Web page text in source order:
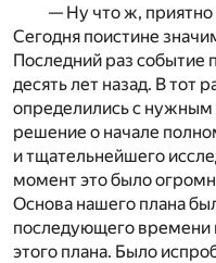
— Ну что ж, приятно
Сегодня поистине
Последний раз событие
десять лет назад. В тот
определились с
решение о начале
и тщательнейшего
момент это было
Основа нашего плана
последующего времени
этого плана. Было